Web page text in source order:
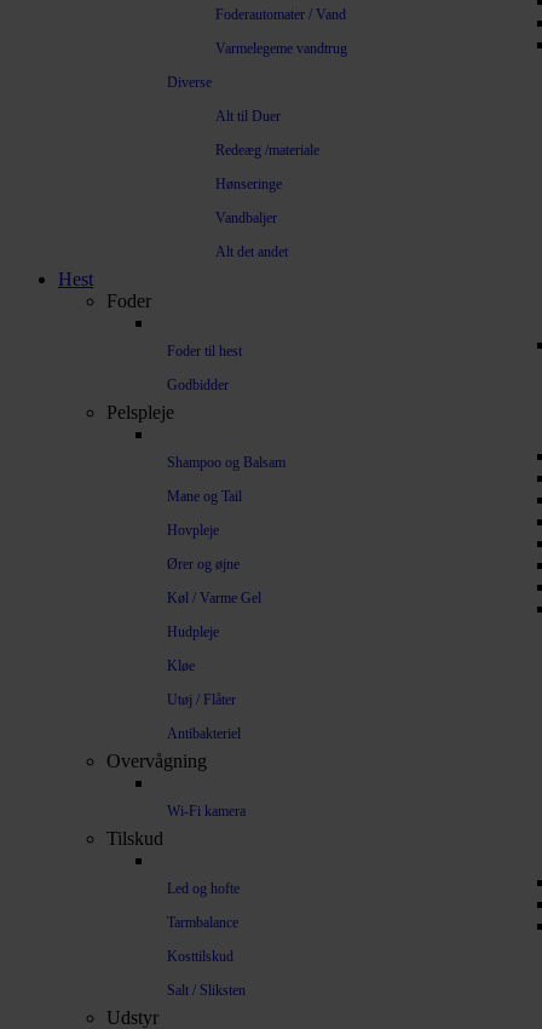
Foderautomater / Vand
Varmelegeme vandtrug
Diverse
Alt til Duer
Redeæg /materiale
Hønseringe
Vandbaljer
Alt det andet
Hest
Foder
Foder til hest
Godbidder
Pelspleje
Shampoo og Balsam
Mane og Tail
Hovpleje
Ører og øjne
Køl / Varme Gel
Hudpleje
Kløe
Utøj / Flåter
Antibakteriel
Overvågning
Wi-Fi kamera
Tilskud
Led og hofte
Tarmbalance
Kosttilskud
Salt / Sliksten
Udstyr